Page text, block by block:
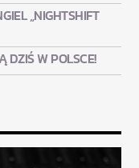
„NIGHTSHIFT
DZIŚ W POLSCE!